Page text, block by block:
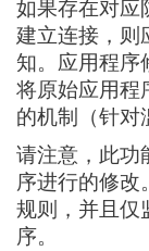
如果存在对应
建立连接，则
知。应用程序
将原始应用程
的机制（针对
请注意，此功
序进行的修
规则，并且仅
序。